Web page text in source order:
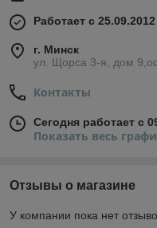
Работает с 25.09.2012
г. Минск
ул. Щорса 3-я, дом
Контакты
Сегодня работает с
Показать весь
Отзывы о магазине
У компании пока нет